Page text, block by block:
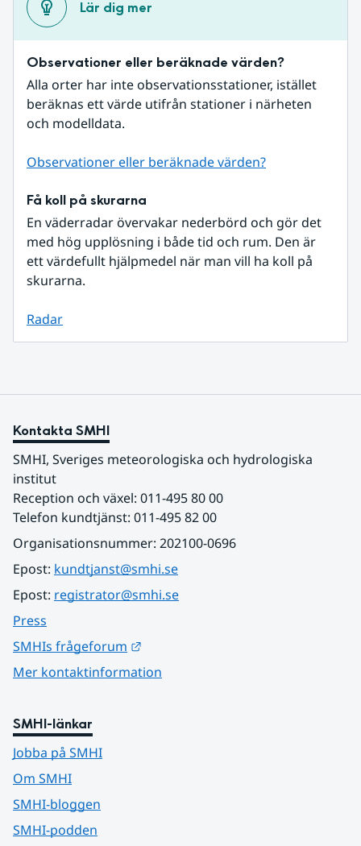
Lär dig mer
Observationer eller beräknade värden?
Alla orter har inte observationsstationer, istället
beräknas ett värde utifrån stationer i närheten
och modelldata.
Observationer eller beräknade värden?
Få koll på skurarna
En väderradar övervakar nederbörd och gör det
med hög upplösning i både tid och rum. Den är
ett värdefullt hjälpmedel när man vill ha koll på
skurarna.
Radar
Kontakta SMHI
SMHI, Sveriges meteorologiska och hydrologiska
institut
Reception och växel: 011-495 80 00
Telefon kundtjänst: 011-495 82 00
Organisationsnummer: 202100-0696
Epost: kundtjanst@smhi.se
Epost: registrator@smhi.se
Press
SMHIs frågeforum
Mer kontaktinformation
SMHI-länkar
Jobba på SMHI
Om SMHI
SMHI-bloggen
SMHI-podden